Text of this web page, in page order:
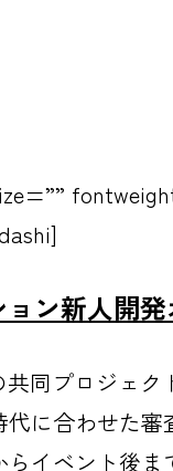
ン新人開
同プロジェ
に合わせた
イベント後